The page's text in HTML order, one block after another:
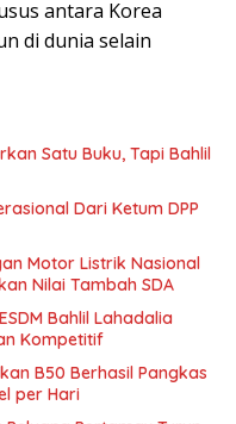
antara Korea
di dunia selain
Satu Buku, Tapi Bahlil
Dari Ketum DPP
Motor Listrik Nasional
Nilai Tambah SDA
Bahlil Lahadalia
Kompetitif
B50 Berhasil Pangkas
per Hari